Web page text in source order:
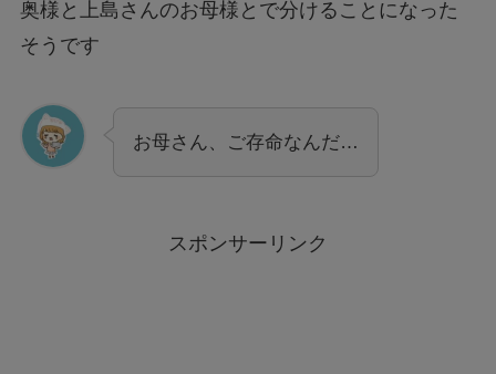
奥様と上島さんのお母様とで分けることになった
そうです
お母さん、ご存命なんだ…
スポンサーリンク